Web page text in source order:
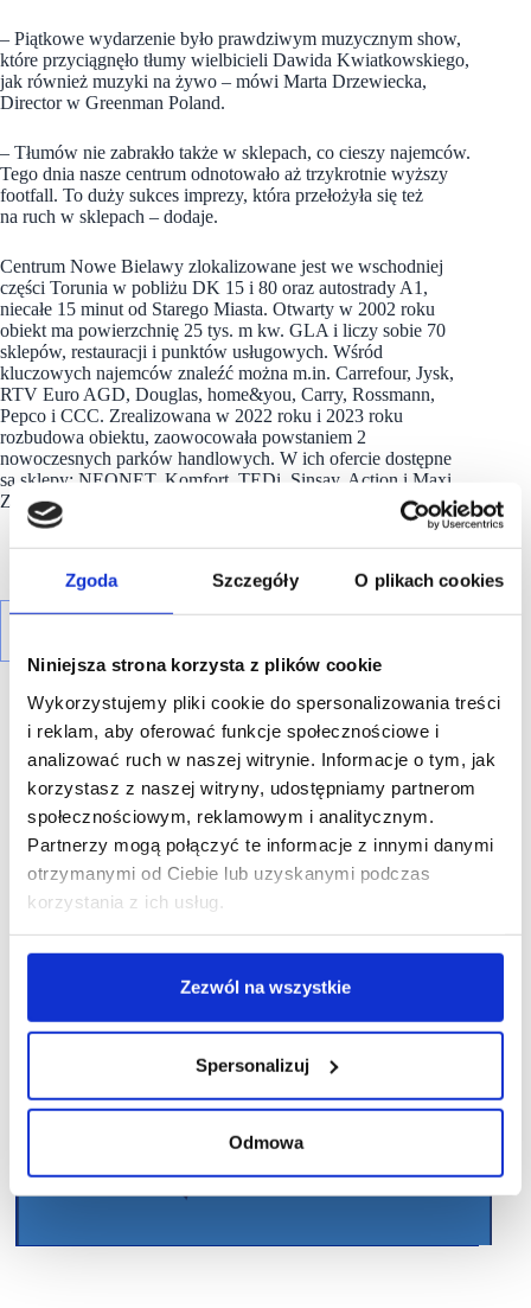
Zgoda Szczegóły O plikach cookies
Niniejsza strona korzysta z plików cookie
Wykorzystujemy pliki cookie do spersonalizowania treści
i reklam, aby oferować funkcje społecznościowe i
analizować ruch w naszej witrynie. Informacje o tym, jak
korzystasz z naszej witryny, udostępniamy partnerom
społecznościowym, reklamowym i analitycznym.
Partnerzy mogą połączyć te informacje z innymi danymi
otrzymanymi od Ciebie lub uzyskanymi podczas
korzystania z ich usług.
Zezwól na wszystkie
Spersonalizuj
Odmowa
– Piątkowe wydarzenie było prawdziwym muzycznym show,
które przyciągnęło tłumy wielbicieli Dawida Kwiatkowskiego,
jak również muzyki na żywo – mówi Marta Drzewiecka,
Director w Greenman Poland.
– Tłumów nie zabrakło także w sklepach, co cieszy najemców.
Tego dnia nasze centrum odnotowało aż trzykrotnie wyższy
footfall. To duży sukces imprezy, która przełożyła się też
na ruch w sklepach – dodaje.
Centrum Nowe Bielawy zlokalizowane jest we wschodniej
części Torunia w pobliżu DK 15 i 80 oraz autostrady A1,
niecałe 15 minut od Starego Miasta. Otwarty w 2002 roku
obiekt ma powierzchnię 25 tys. m kw. GLA i liczy sobie 70
sklepów, restauracji i punktów usługowych. Wśród
kluczowych najemców znaleźć można m.in. Carrefour, Jysk,
RTV Euro AGD, Douglas, home&you, Carry, Rossmann,
Pepco i CCC. Zrealizowana w 2022 roku i 2023 roku
rozbudowa obiektu, zaowocowała powstaniem 2
nowoczesnych parków handlowych. W ich ofercie dostępne
są sklepy: NEONET, Komfort, TEDi, Sinsay, Action i Maxi
Zoo.